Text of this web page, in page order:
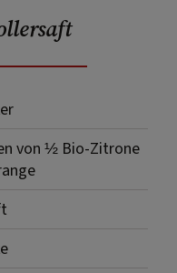
von ½ Bio-Zitrone